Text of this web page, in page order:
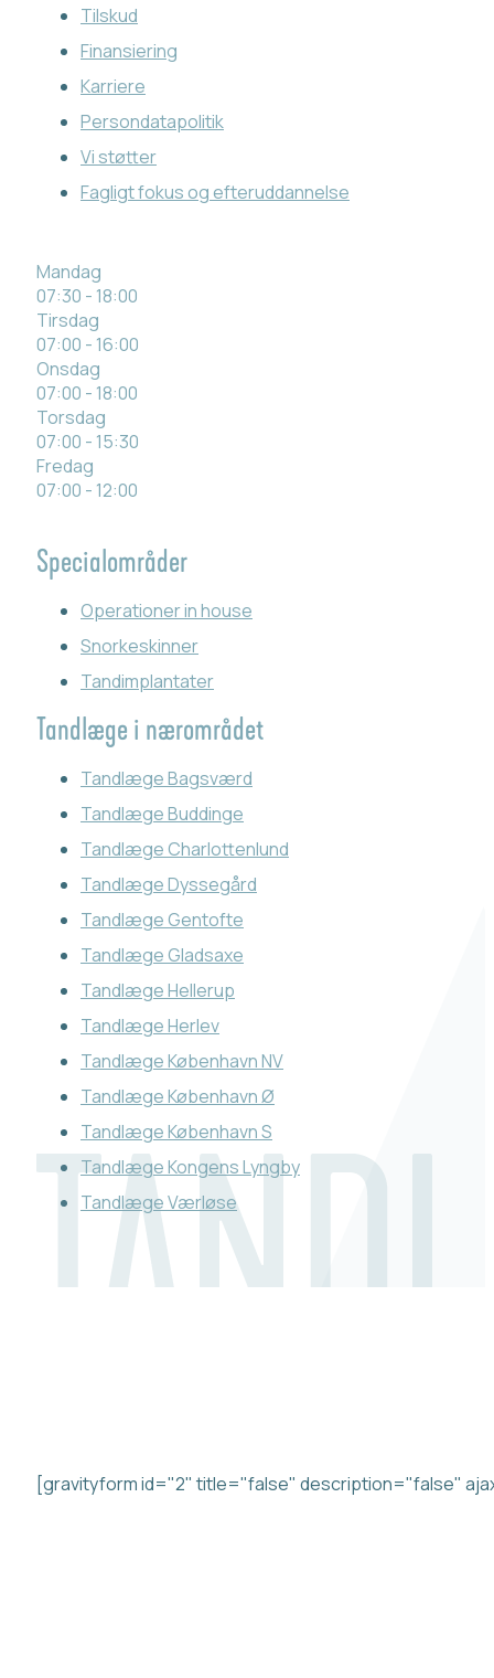
Tilskud
Finansiering
Karriere
Persondatapolitik
Vi støtter
Fagligt fokus og efteruddannelse
Mandag
07:30 - 18:00
Tirsdag
07:00 - 16:00
Onsdag
07:00 - 18:00
Torsdag
07:00 - 15:30
Fredag
07:00 - 12:00
Specialområder
Operationer in house
Snorkeskinner
Tandimplantater
Tandlæge i nærområdet
Tandlæge Bagsværd
Tandlæge Buddinge
Tandlæge Charlottenlund
Tandlæge Dyssegård
Tandlæge Gentofte
Tandlæge Gladsaxe
Tandlæge Hellerup
Tandlæge Herlev
Tandlæge København NV
Tandlæge København Ø
Tandlæge København S
Tandlæge Kongens Lyngby
Tandlæge Værløse
[gravityform id="2" title="false" description="false"